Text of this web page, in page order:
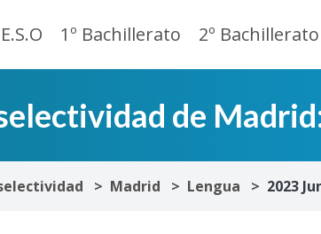
1º Bachillerato 2º Bachillerato
de
Madrid Lengua 2023